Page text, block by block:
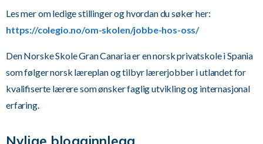
Les mer om ledige stillinger og hvordan du søker her:
https://colegio.no/om-skolen/jobbe-hos-oss/
Den Norske Skole Gran Canaria er en norsk privatskole i Spania
som følger norsk læreplan og tilbyr lærerjobber i utlandet for
kvalifiserte lærere som ønsker faglig utvikling og internasjonal
erfaring.